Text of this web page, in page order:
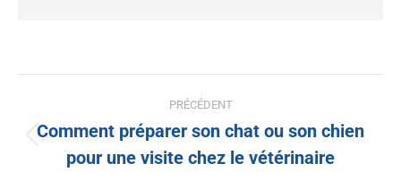
PRÉCÉDENT
Comment préparer son chat ou son chien
pour une visite chez le vétérinaire